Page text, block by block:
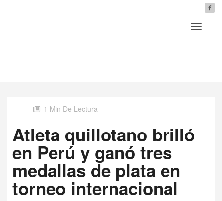
1 Min De Lectura
Atleta quillotano brilló
en Perú y ganó tres
medallas de plata en
torneo internacional